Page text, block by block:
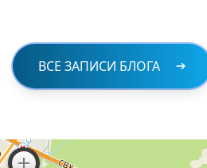
ВСЕ ЗАПИСИ БЛОГА